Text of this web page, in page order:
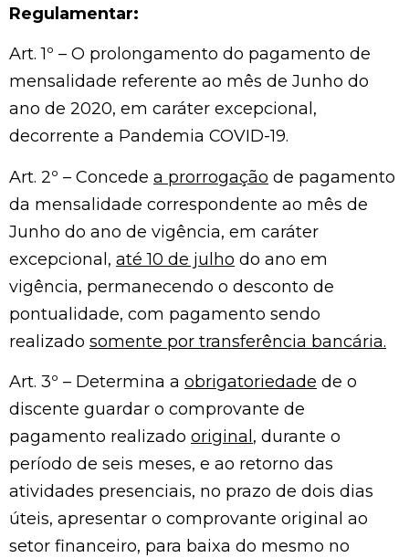
Regulamentar:
Art. 1º – O prolongamento do pagamento de
mensalidade referente ao mês de Junho do
ano de 2020, em caráter excepcional,
decorrente a Pandemia COVID-19.
Art. 2º – Concede a prorrogação de pagamento
da mensalidade correspondente ao mês de
Junho do ano de vigência, em caráter
excepcional, até 10 de julho do ano em
vigência, permanecendo o desconto de
pontualidade, com pagamento sendo
realizado somente por transferência bancária.
Art. 3º – Determina a obrigatoriedade de o
discente guardar o comprovante de
pagamento realizado original , durante o
período de seis meses, e ao retorno das
atividades presenciais, no prazo de dois dias
úteis, apresentar o comprovante original ao
setor financeiro, para baixa do mesmo no